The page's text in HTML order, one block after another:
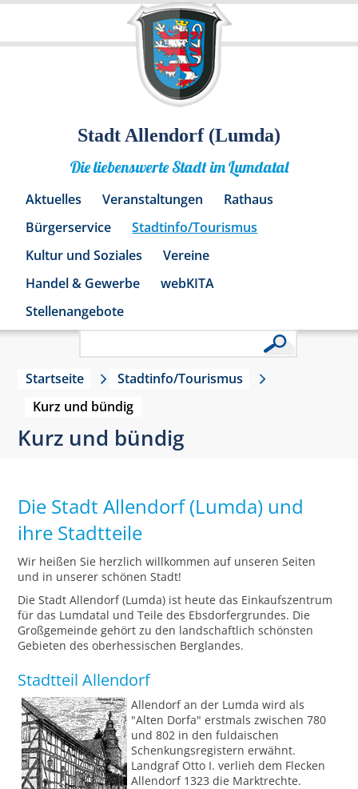
Stadt Allendorf (Lumda)
Die liebenswerte Stadt im Lumdatal
Aktuelles Veranstaltungen
Rathaus
Bürgerservice
Stadtinfo/Tourismus
Kultur und Soziales
Vereine
Handel & Gewerbe
webKITA
Stellenangebote
Startseite
Stadtinfo/Tourismus
Kurz und bündig
Kurz und bündig
Die Stadt Allendorf (Lumda) und
ihre Stadtteile
Wir heißen Sie herzlich willkommen auf unseren Seiten
und in unserer schönen Stadt!
Die Stadt Allendorf (Lumda) ist heute das Einkaufszentrum
für das Lumdatal und Teile des Ebsdorfergrundes. Die
Großgemeinde gehört zu den landschaftlich schönsten
Gebieten des oberhessischen Berglandes.
Stadtteil Allendorf
Allendorf an der Lumda wird als
"Alten Dorfa" erstmals zwischen 780
und 802 in den fuldaischen
Schenkungsregistern erwähnt.
Landgraf Otto I. verlieh dem Flecken
Allendorf 1323 die Marktrechte.